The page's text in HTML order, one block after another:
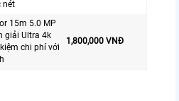
nét
15m 5.0 MP
giải Ultra 4k
kiệm chi phí với
1,800,000 VNĐ